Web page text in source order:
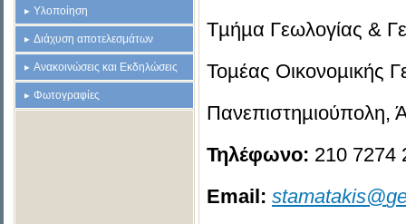
Υλοποίηση
Διάχυση αποτελεσμάτων
Ανακοινώσεις και Εκδηλώσεις
Φωτογραφίες
Τµήµα Γεωλογίας &
Τοµέας Οικονοµικής
Πανεπιστηµιούπολη,
Τηλέφωνο: 210­ 7274
Email: stamatakis@